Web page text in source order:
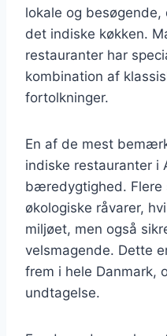
lokale og
det indiske køkken.
restauranter har
kombination af
fortolkninger.
En af de mest
indiske restauranter i
bæredygtighed. Flere
økologiske råvarer,
miljøet, men også
velsmagende. Dette
frem i hele Danmark,
undtagelse.